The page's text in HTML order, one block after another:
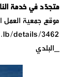
متجدّد في خدمة
موقع جمعية العمل
_البلدي